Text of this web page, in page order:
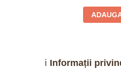
ℹ️ Informații